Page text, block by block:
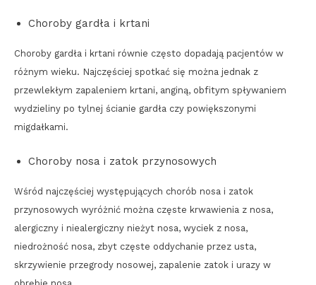
Choroby gardła i krtani
Choroby gardła i krtani równie często dopadają pacjentów w
różnym wieku. Najczęściej spotkać się można jednak z
przewlekłym zapaleniem krtani, anginą, obfitym spływaniem
wydzieliny po tylnej ścianie gardła czy powiększonymi
migdałkami.
Choroby nosa i zatok przynosowych
Wśród najczęściej występujących chorób nosa i zatok
przynosowych wyróżnić można częste krwawienia z nosa,
alergiczny i niealergiczny nieżyt nosa, wyciek z nosa,
niedrożność nosa, zbyt częste oddychanie przez usta,
skrzywienie przegrody nosowej, zapalenie zatok i urazy w